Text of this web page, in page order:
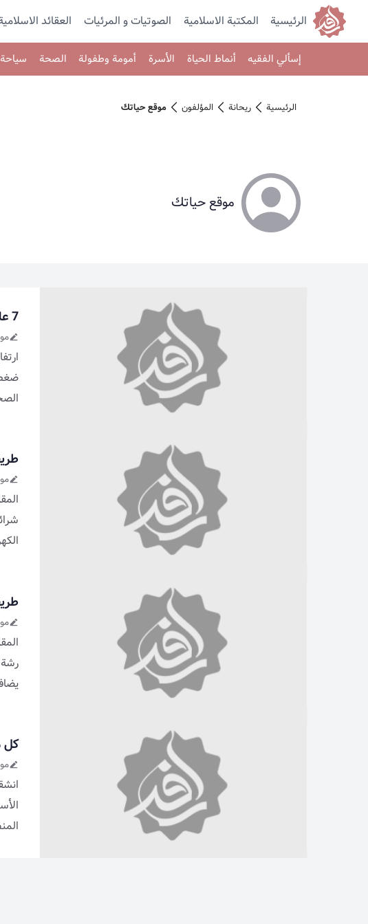
الرئيسية المكتبة الاسلامية الصوتیات و المرئیات العقائد
إسألي الفقيه أنماط الحياة الأسرة أمومة وطفولة الصحة
الرئيسية ريحانة المؤلفون موقع حياتك
موقع حياتك
7 عادات صحية للوقاية من ارتفاع ضغط الدم بدون أدوية
كل